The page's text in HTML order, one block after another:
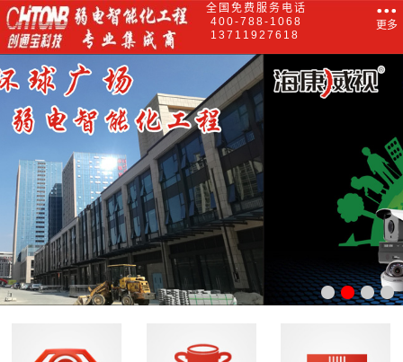
全国免费服务电话
400-788-1068
13711927618
更多